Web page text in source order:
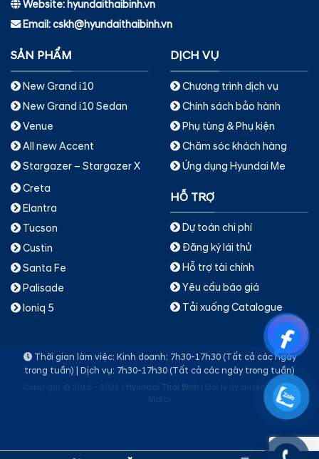
Website: hyundaithaibinh.vn
Email: cskh@hyundaithaibinh.vn
SẢN PHẨM
New Grand i10
New Grand i10 Sedan
Venue
All new Accent
Stargazer – Stargazer X
Creta
Elantra
Tucson
Custin
Santa Fe
Palisade
Ioniq 5
DỊCH VỤ
Chương trình dịch vụ
Chính sách bảo hành
Phụ tùng & Phụ kiện
Chăm sóc khách hàng
Ứng dụng Hyundai Me
HỖ TRỢ
Dự toán chi phí
Đăng ký lái thử
Hỗ trợ tài chính
Yêu cầu báo giá
Tải xuống Catalogue
Thời gian làm việc: Kinh doanh: 7h30-17h30 (Tất cả các ngày
trong tuần) | Dịch vụ: 7h30-17h30 (Tất cả các ngày trong tuần)
Copyright © 2016 - 2021 | Hyundai Thái Bình | Đại lý ủy quyền của TC
Motor